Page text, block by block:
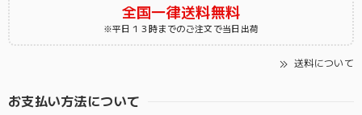
全国一律送料無料
※平日１３時までのご注文で当日出荷
送料について
お支払い方法について